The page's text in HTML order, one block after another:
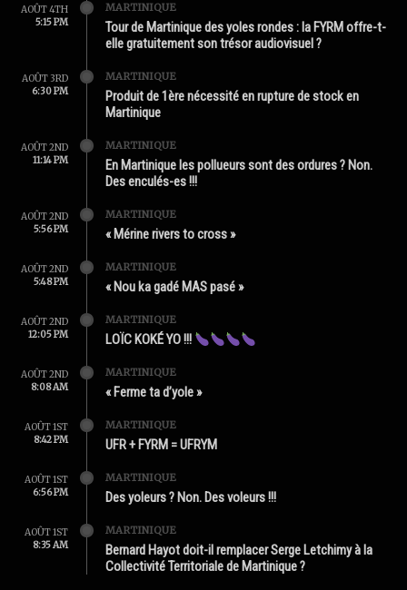
AOÛT 4TH
5:15 PM
MARTINIQUE
Tour de Martinique des yoles rondes : la FYRM offre-t-
elle gratuitement son trésor audiovisuel ?
AOÛT 3RD
6:30 PM
MARTINIQUE
Produit de 1ère nécessité en rupture de stock en
Martinique
AOÛT 2ND
11:14 PM
MARTINIQUE
En Martinique les pollueurs sont des ordures ? Non.
Des enculés-es !!!
AOÛT 2ND
5:56 PM
MARTINIQUE
« Mérine rivers to cross »
AOÛT 2ND
5:48 PM
MARTINIQUE
« Nou ka gadé MAS pasé »
AOÛT 2ND
12:05 PM
MARTINIQUE
LOÏC KOKÉ YO !!!
AOÛT 2ND
8:08 AM
MARTINIQUE
« Ferme ta d’yole »
AOÛT 1ST
8:42 PM
MARTINIQUE
UFR + FYRM = UFRYM
AOÛT 1ST
6:56 PM
MARTINIQUE
Des yoleurs ? Non. Des voleurs !!!
AOÛT 1ST
8:35 AM
MARTINIQUE
Bernard Hayot doit-il remplacer Serge Letchimy à la
Collectivité Territoriale de Martinique ?